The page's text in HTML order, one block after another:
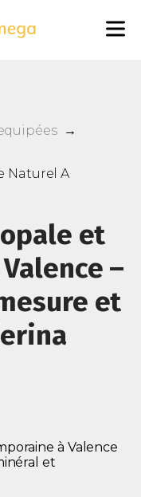
→
Naturel A
et
–
et
à Valence
et